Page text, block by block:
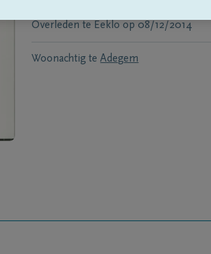
Overleden te Eeklo op 08/12/2014
Woonachtig te Adegem